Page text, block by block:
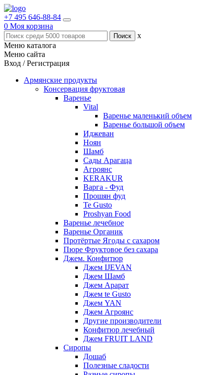
+7 495 646-88-84
0 Моя корзина
x
Меню каталога
Меню сайта
Вход / Регистрация
Армянские продукты
Консервация фруктовая
Варенье
Vital
Варенье маленький объем
Варенье большой объем
Иджеван
Ноян
Шамб
Сады Арагаца
Агроянс
KERAKUR
Варга - Фуд
Прошян фуд
Te Gusto
Proshyan Food
Варенье лечебное
Варенье Органик
Протёртые Ягоды с сахаром
Пюре Фруктовое без сахара
Джем. Конфитюр
Джем IJEVAN
Джем Шамб
Джем Арарат
Джем te Gusto
Джем YAN
Джем Агроянс
Другие производители
Конфитюр лечебный
Джем FRUIT LAND
Сиропы
Дошаб
Полезные сладости